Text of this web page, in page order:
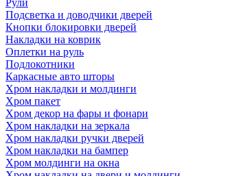
Рули
Подсветка и доводчики дверей
Кнопки блокировки дверей
Накладки на коврик
Оплетки на руль
Подлокотники
Каркасные авто шторы
Хром накладки и молдинги
Хром пакет
Хром декор на фары и фонари
Хром накладки на зеркала
Хром накладки ручки дверей
Хром накладки на бампер
Хром молдинги на окна